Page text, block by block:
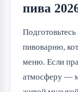
пива
пивоварню,
меню. Если
атмосферу —